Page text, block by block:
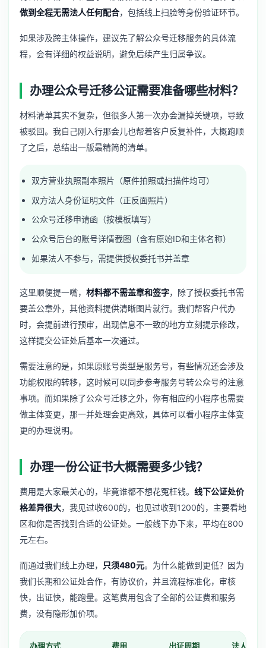
做到全程无需法人任何配合，包括线上扫脸等身份验证环节。
如果涉及跨主体操作，建议先了解公众号迁移服务的具体流
程，会有详细的权益说明，避免后续产生归属争议。
办理公众号迁移公证需要准备哪些材料？
材料清单其实不复杂，但很多人第一次办会漏掉关键项，导致
被驳回。我自己刚入行那会儿也帮着客户反复补件，大概跑顺
了之后，总结出一版最精简的清单。
双方营业执照副本照片（原件拍照或扫描件均可）
双方法人身份证明文件（正反面照片）
公众号迁移申请函（按模板填写）
公众号后台的账号详情截图（含有原始ID和主体名称）
如果法人不参与，需提供授权委托书并盖章
这里顺便提一嘴， 材料都不需盖章和签字，除了授权委托书需
要盖公章外，其他资料提供清晰图片就行。我们帮客户代办
时，会提前进行预审，出现信息不一致的地方立刻提示修改，
这样提交公证处后基本一次通过。
需要注意的是，如果原账号类型是服务号，有些情况还会涉及
功能权限的转移，这时候可以同步参考服务号转公众号的注意
事项。而如果除了公众号迁移之外，你有相应的小程序也需要
做主体变更，那一并处理会更高效，具体可以看小程序主体变
更的办理说明。
办理一份公证书大概需要多少钱？
费用是大家最关心的，毕竟谁都不想花冤枉钱。 线下公证处价
格差异很大，我见过收600的，也见过收到1200的，主要看地
区和你是否找到合适的公证处。一般线下办下来，平均在800
元左右。
而通过我们线上办理， 只须480元。为什么能做到更低？因为
我们长期和公证处合作，有协议价，并且流程标准化，审核
快，出证快，能跑量。这笔费用包含了全部的公证费和服务
费，没有隐形加价项。